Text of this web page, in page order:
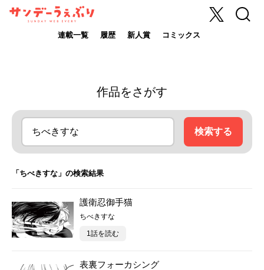
サンデーうぇ
連載一覧 履歴 新人賞 コミックス
X 検索
作品をさがす
検索する
「ちべきすな」の検索結果
護衛忍御手猫
ちべきすな
1話を読む
表裏フォーカシング